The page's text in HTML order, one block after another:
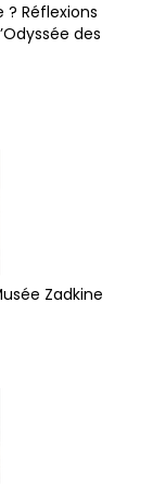
Réflexions
des
Zadkine